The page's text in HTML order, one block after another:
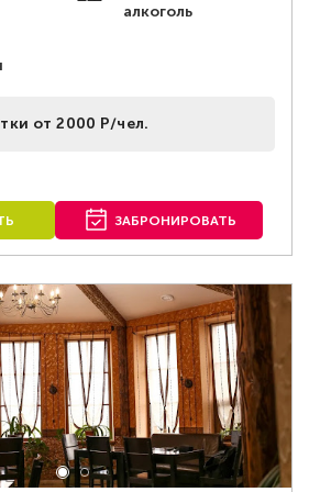
алкоголь
от 2000 Р/чел.
ЗАБРОНИРОВАТЬ